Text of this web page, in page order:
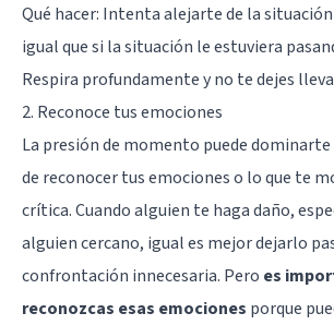
Qué hacer: Intenta alejarte de la
igual que si la situación le estuviera
Respira profundamente y no te dejes
2. Reconoce tus emociones
La presión de momento puede dominarte
de reconocer tus emociones o lo que te
crítica. Cuando alguien te haga daño,
alguien cercano, igual es mejor dejarlo
confrontación innecesaria. Pero es
reconozcas esas emociones porque